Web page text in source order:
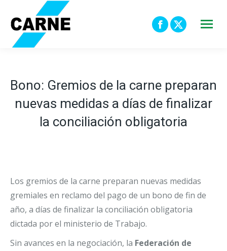
Facebook
in
new
X
in
new
Bono: Gremios de la carne preparan
nuevas medidas a días de finalizar
la conciliación obligatoria
Los gremios de la carne preparan nuevas medidas
gremiales en reclamo del pago de un bono de fin de
año, a días de finalizar la conciliación obligatoria
dictada por el ministerio de Trabajo.
Sin avances en la negociación, la Federación de